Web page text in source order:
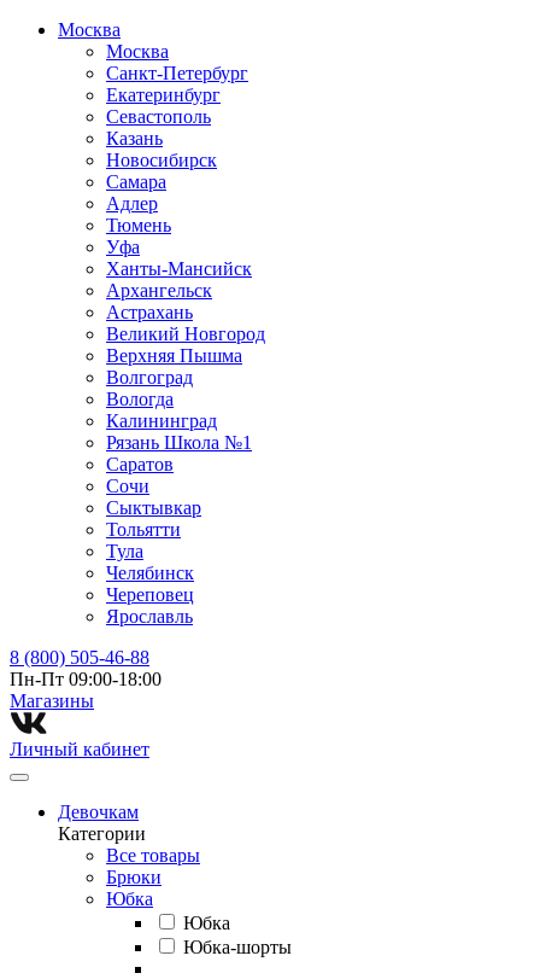
Москва
Москва
Санкт-Петербург
Екатеринбург
Севастополь
Казань
Новосибирск
Самара
Адлер
Тюмень
Уфа
Ханты-Мансийск
Архангельск
Астрахань
Великий Новгород
Верхняя Пышма
Волгоград
Вологда
Калининград
Рязань Школа №1
Саратов
Сочи
Сыктывкар
Тольятти
Тула
Челябинск
Череповец
Ярославль
8 (800) 505-46-88
Пн-Пт 09:00-18:00
Магазины⁠
Личный кабинет
Девочкам
Категории
Все товары
Брюки
Юбка
Юбка
Юбка-шорты